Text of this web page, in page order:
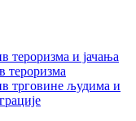
тероризма и јачања
тероризма
трговине људима и